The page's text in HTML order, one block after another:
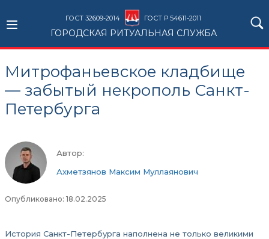
ГОСТ 32609-2014 ГОСТ Р 54611-2011
ГОРОДСКАЯ РИТУАЛЬНАЯ СЛУЖБА
Митрофаньевское кладбище
— забытый некрополь Санкт-
Петербурга
Автор:
Ахметзянов Максим Муллаянович
Опубликовано: 18.02.2025
История Санкт-Петербурга наполнена не только великими